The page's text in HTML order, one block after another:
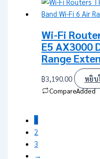
Wi-Fi
E5 AX3000
Range
฿3,190.00 หยิบ
CompareAdded
1
2
3
→